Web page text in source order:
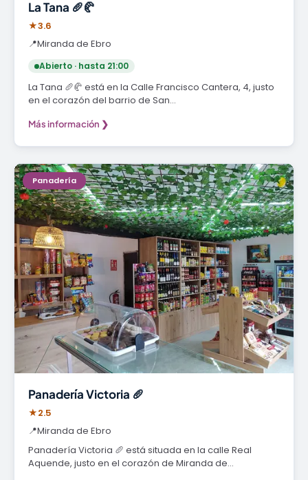
La Tana 🥖🥐
★3.6
📍Miranda de Ebro
Abierto · hasta 21:00
La Tana 🥖🥐 está en la Calle Francisco Cantera, 4, justo
en el corazón del barrio de San…
Más información ❯
Panadería
Panadería Victoria 🥖
★2.5
📍Miranda de Ebro
Panadería Victoria 🥖 está situada en la calle Real
Aquende, justo en el corazón de Miranda de…